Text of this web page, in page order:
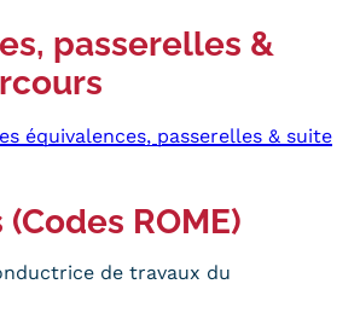
passerelles &
équivalences, passerelles & suite
ROME)
de travaux du